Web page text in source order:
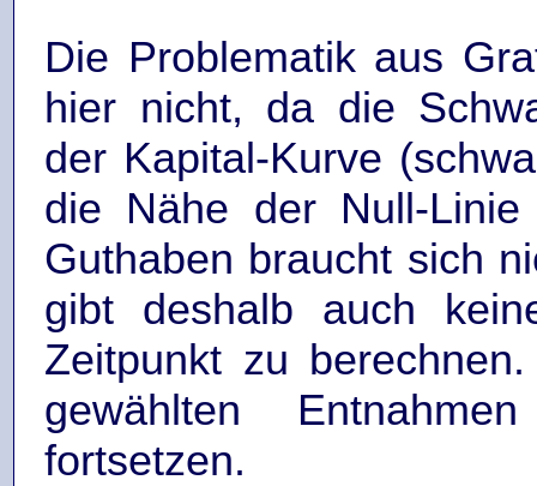
Die Problematik aus
hier nicht, da die
der Kapital-Kurve
die Nähe der Null-
Guthaben braucht sich
gibt deshalb auch
Zeitpunkt zu
gewählten
fortsetzen.